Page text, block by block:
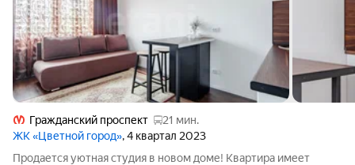
Гражданский проспект
21 мин.
ЖК «Цветной город», 4 квартал 2023
Продается уютная студия в новом доме! Квартира имеет